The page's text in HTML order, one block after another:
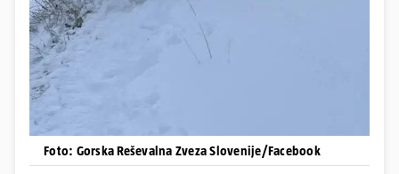
Foto: Gorska Reševalna Zveza Slovenije/Facebook